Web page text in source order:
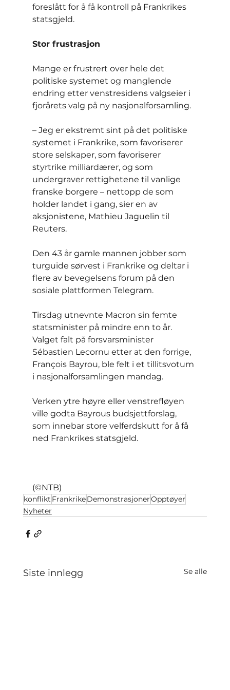
foreslått for å få kontroll på Frankrikes
statsgjeld.
Stor frustrasjon
Mange er frustrert over hele det
politiske systemet og manglende
endring etter venstresidens valgseier i
fjorårets valg på ny nasjonalforsamling.
– Jeg er ekstremt sint på det politiske
systemet i Frankrike, som favoriserer
store selskaper, som favoriserer
styrtrike milliardærer, og som
undergraver rettighetene til vanlige
franske borgere – nettopp de som
holder landet i gang, sier en av
aksjonistene, Mathieu Jaguelin til
Reuters.
Den 43 år gamle mannen jobber som
turguide sørvest i Frankrike og deltar i
flere av bevegelsens forum på den
sosiale plattformen Telegram.
Tirsdag utnevnte Macron sin femte
statsminister på mindre enn to år.
Valget falt på forsvarsminister
Sébastien Lecornu etter at den forrige,
François Bayrou, ble felt i et tillitsvotum
i nasjonalforsamlingen mandag.
Verken ytre høyre eller venstrefløyen
ville godta Bayrous budsjettforslag,
som innebar store velferdskutt for å få
ned Frankrikes statsgjeld.
(©NTB)
konflikt FrankrikeDemonstrasjonerOpptøyer
Nyheter
Siste innlegg Se alle